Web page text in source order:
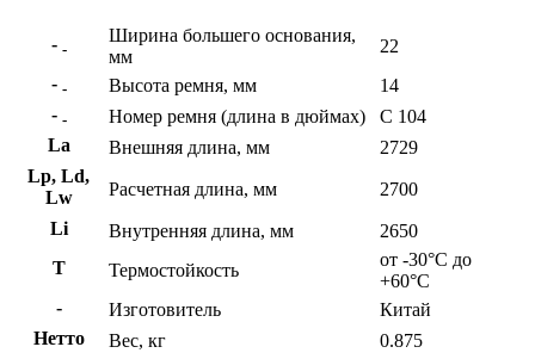
- -
Ширина большего основания,
мм
22
- - Высота ремня, мм
14
- - Номер ремня (длина в дюймах)
С 104
La
Внешняя длина, мм
2729
Lp, Ld,
Lw
Расчетная длина, мм
2700
Li
Внутренняя длина, мм
2650
Т
Термостойкость
от -30°C до
+60°C
-
Изготовитель
Китай
Нетто
Вес, кг 0.875